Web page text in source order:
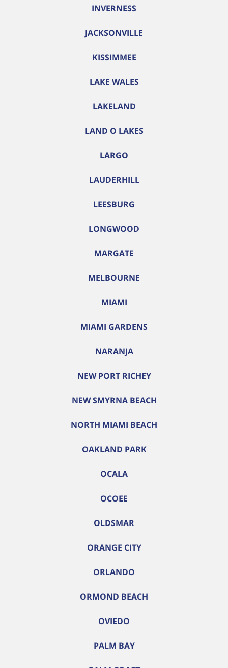
INVERNESS
JACKSONVILLE
KISSIMMEE
LAKE WALES
LAKELAND
LAND O LAKES
LARGO
LAUDERHILL
LEESBURG
LONGWOOD
MARGATE
MELBOURNE
MIAMI
MIAMI GARDENS
NARANJA
NEW PORT RICHEY
NEW SMYRNA BEACH
NORTH MIAMI BEACH
OAKLAND PARK
OCALA
OCOEE
OLDSMAR
ORANGE CITY
ORLANDO
ORMOND BEACH
OVIEDO
PALM BAY